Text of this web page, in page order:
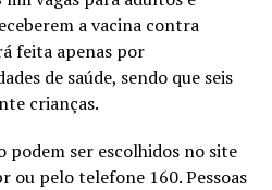
a vacina contra
feita apenas por
de saúde, sendo que seis
crianças.
podem ser escolhidos no site
ou pelo telefone 160. Pessoas